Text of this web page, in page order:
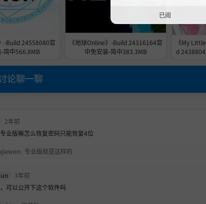
-Build 24558080官
-简中566.8MB
《地球Online》-Build 24316164官
中免安装-简中383.3MB
《My
d
论聊一聊
2年前
业版嘛怎么恢复密码只能恢复4位
: 专业版就是这样的
3年前
可以公开下这个软件吗
已阅